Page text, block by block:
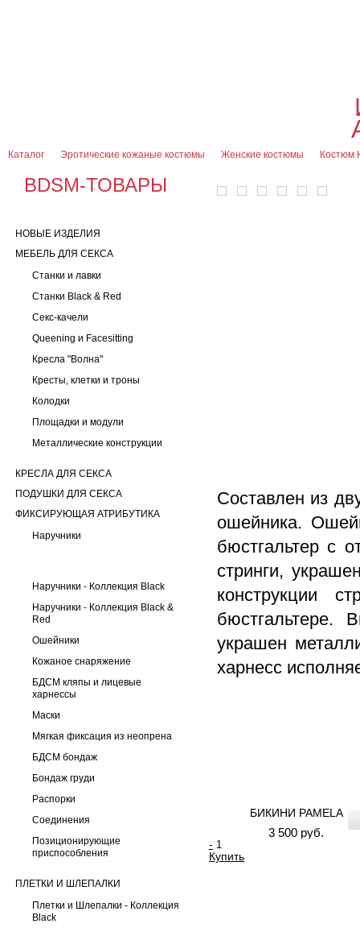
Каталог Эротические кожаные костюмы Женские костюмы Костюм
BDSM-ТОВАРЫ
НОВЫЕ ИЗДЕЛИЯ
МЕБЕЛЬ ДЛЯ СЕКСА
Станки и лавки
Станки Black & Red
Секс-качели
Queening и Facesitting
Кресла "Волна"
Кресты, клетки и троны
Колодки
Площадки и модули
Металлические конструкции
КРЕСЛА ДЛЯ СЕКСА
ПОДУШКИ ДЛЯ СЕКСА
ФИКСИРУЮЩАЯ АТРИБУТИКА
Наручники
Наручники - Коллекция Black
Наручники - Коллекция Black &
Red
Ошейники
Кожаное снаряжение
БДСМ кляпы и лицевые
харнессы
Маски
Мягкая фиксация из неопрена
БДСМ бондаж
Бондаж груди
Распорки
Соединения
Позиционирующие
приспособления
ПЛЕТКИ И ШЛЕПАЛКИ
Плетки и Шлепалки - Коллекция
Black
Составлен из
ошейника.
бюстгальтер с
стринги,
конструкции
бюстгальтере.
украшен
харнесс
БИКИНИ PAMELA
3 500 руб.
-
Купить